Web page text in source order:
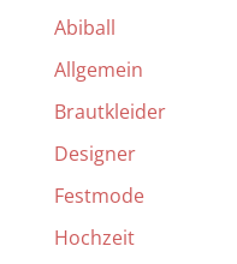
Abiball
Allgemein
Brautkleider
Designer
Festmode
Hochzeit